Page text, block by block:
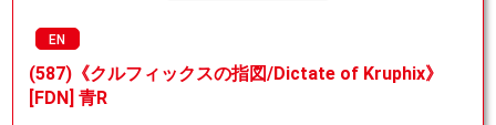
EN
(587)《クルフィックスの指図/Dictate of Kruphix》
[FDN] 青R